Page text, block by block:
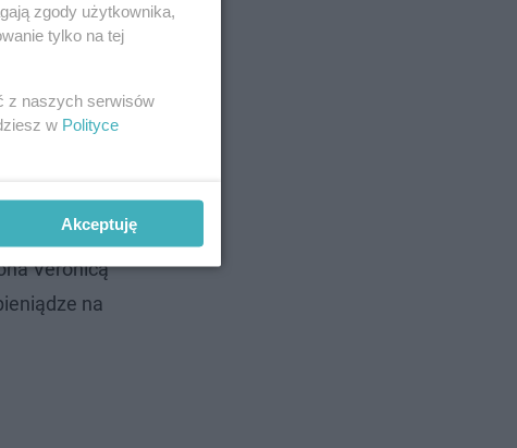
Veronicą
na
zgody użytkownika,
tylko na tej
z naszych serwisów
w Polityce
Akceptuję